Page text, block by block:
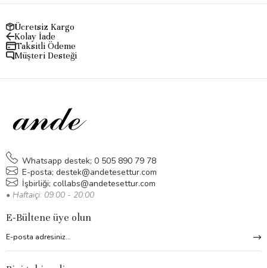
Ücretsiz Kargo
Kolay İade
Taksitli Ödeme
Müşteri Desteği
Whatsapp destek; 0 505 890 79 78
E-posta; destek@andetesettur.com
İşbirliği; collabs@andetesettur.com
• Haftaiçi: 09:00 - 20:00
E-Bültene üye olun